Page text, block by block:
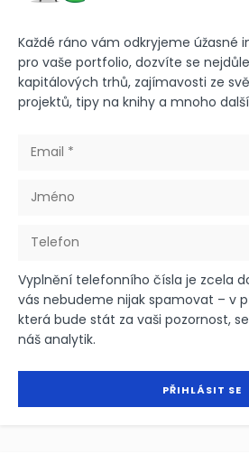
Každé ráno vám odkryjeme úžasné
pro vaše portfolio, dozvíte se
kapitálových trhů, zajímavosti ze
projektů, tipy na knihy a mnoho
Vyplnění telefonního čísla je zcela
vás nebudeme nijak spamovat – v
která bude stát za vaši pozornost,
náš analytik.